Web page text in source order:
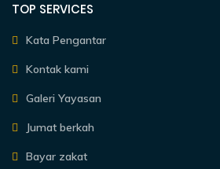
TOP SERVICES
Kata Pengantar
Kontak kami
Galeri Yayasan
Jumat berkah
Bayar zakat